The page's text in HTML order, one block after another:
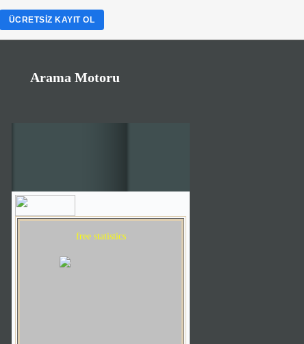
Arama Motoru
free statistics
ÜCRETSIZ KAYIT OL